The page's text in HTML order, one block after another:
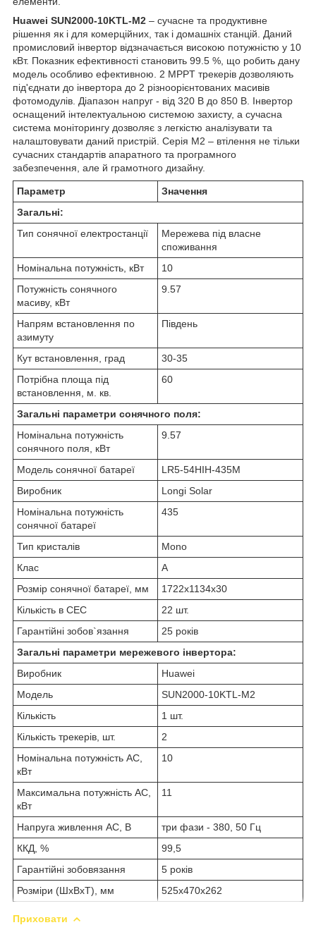
Huawei SUN2000-10KTL-M2 – сучасне та продуктивне
рішення як і для комерційних, так і домашніх станцій. Даний
промисловий інвертор відзначається високою потужністю у 10
кВт. Показник ефективності становить 99.5 %, що робить дану
модель особливо ефективною. 2 MPPT трекерів дозволяють
під'єднати до інвертора до 2 різноорієнтованих масивів
фотомодулів. Діапазон напруг - від 320 В до 850 В. Інвертор
оснащений інтелектуальною системою захисту, а сучасна
система моніторингу дозволяє з легкістю аналізувати та
налаштовувати даний пристрій. Серія M2 – втілення не тільки
сучасних стандартів апаратного та програмного
забезпечення, але й грамотного дизайну.
Параметр
Значення
Загальні:
Тип сонячної електростанції
Мережева під власне
споживання
Номінальна потужність, кВт
10
Потужність сонячного
масиву, кВт
9.57
Напрям встановлення по
азимуту
Південь
Кут встановлення, град
30-35
Потрібна площа під
встановлення, м. кв.
60
Загальні параметри сонячного поля:
Номінальна потужність
сонячного поля, кВт
9.57
Модель сонячної батареї
LR5-54HIH-435M
Виробник
Longi Solar
Номінальна потужність
сонячної батареї
435
Тип кристалів
Mono
Клас
A
Розмір сонячної батареї, мм
1722х1134х30
Кількість в СЕС
22 шт.
Гарантійні зобов`язання
25 років
Загальні параметри мережевого інвертора:
Виробник
Huawei
Модель
SUN2000-10KTL-M2
Кількість
1 шт.
Кількість трекерів, шт.
2
Номінальна потужність АС,
кВт
10
Максимальна потужність АС,
кВт
11
Напруга живлення АС, В
три фази - 380, 50 Гц
ККД, %
99,5
Гарантійні зобовязання
5 років
Розміри (ШхВхТ), мм
525x470x262
Приховати